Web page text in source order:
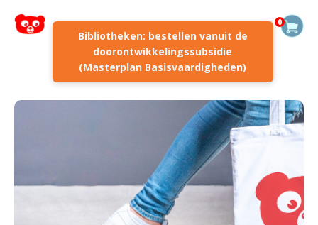
Bibliotheken: bestellen vanuit de
doorontwikkelingssubsidie
(Masterplan Basisvaardigheden)
0